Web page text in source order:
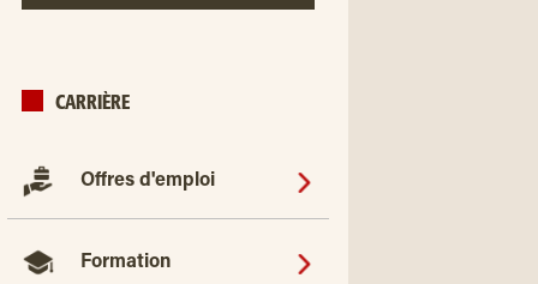
CARRIÈRE
Offres d'emploi
Formation